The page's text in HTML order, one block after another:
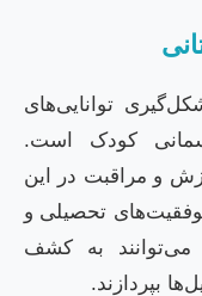
توانایی‌های
کودک است.
و مراقبت در این
تحصیلی و
می‌توانند به کشف
بپردازند.